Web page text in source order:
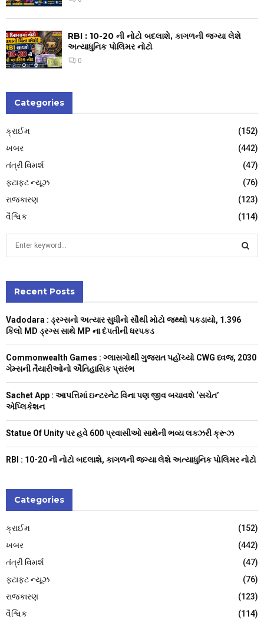
RBI : ₹10-20 ની નોટો બદલાશે, કાગળની જગ્યા લેશે
અત્યાધુનિક પોલિમર નોટો
0
Categories
ક્રાઈમ
(152)
ખબર
(442)
તંત્રી વિમર્શ
(47)
ફટાફટ ન્યૂઝ
(76)
રાજકારણ
(123)
વૈશ્વિક
(114)
h
o
C
Recent Posts
Vadodara : ડ્રગ્સનો અત્યાર સુધીનો સૌથી મોટો જથ્થો પકડાયો, 1.396
કિલો MD ડ્રગ્સ સાથે MP ના દંપતીની ધરપકડ
Commonwealth Games : ગ્લાસગોથી ગુજરાત પહોંચ્યો CWG ધ્વજ, 2030
ગેમ્સની તૈયારીઓનો ઐતિહાસિક પ્રારંભ
Sachet App : આપત્તિમાં ઇન્ટરનેટ વિના પણ જીવ બચાવશે ‘સચેત’
એપ્લિકેશન
Statue Of Unity પર હવે 600 પ્રવાસીઓ સાથેની ભવ્ય લક્ઝરી ક્રૂઝ
RBI : ₹10-20 ની નોટો બદલાશે, કાગળની જગ્યા લેશે અત્યાધુનિક પોલિમર નોટો
Categories
ક્રાઈમ
(152)
ખબર
(442)
તંત્રી વિમર્શ
(47)
ફટાફટ ન્યૂઝ
(76)
રાજકારણ
(123)
વૈશ્વિક
(114)